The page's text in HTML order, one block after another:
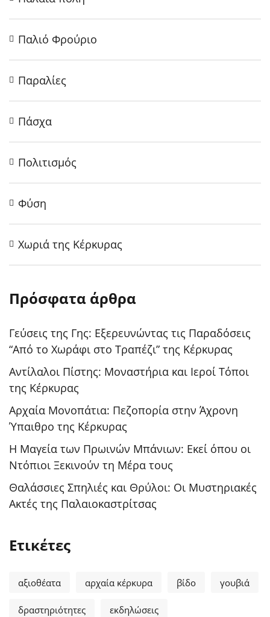
Παλιό Φρούριο
Παραλίες
Πάσχα
Πολιτισμός
Φύση
Χωριά της Κέρκυρας
Πρόσφατα άρθρα
Γεύσεις της Γης: Εξερευνώντας τις Παραδόσεις
“Από το Χωράφι στο Τραπέζι” της Κέρκυρας
Αντίλαλοι Πίστης: Μοναστήρια και Ιεροί Τόποι
της Κέρκυρας
Αρχαία Μονοπάτια: Πεζοπορία στην Άχρονη
Ύπαιθρο της Κέρκυρας
Η Μαγεία των Πρωινών Μπάνιων: Εκεί όπου οι
Ντόπιοι Ξεκινούν τη Μέρα τους
Θαλάσσιες Σπηλιές και Θρύλοι: Οι Μυστηριακές
Ακτές της Παλαιοκαστρίτσας
Ετικέτες
αξιοθέατα αρχαία κέρκυρα βίδο γουβιά
δραστηριότητες εκδηλώσεις